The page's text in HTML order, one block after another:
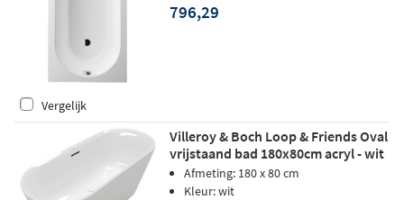
796,29
Vergelijk
Villeroy & Boch Loop & Friends Oval
vrijstaand bad 180x80cm acryl - wit
Afmeting: 180 x 80 cm
Kleur: wit